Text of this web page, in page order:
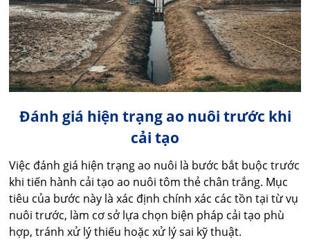
Đánh giá hiện trạng ao nuôi trước khi
cải tạo
Việc đánh giá hiện trạng ao nuôi là bước bắt buộc trước
khi tiến hành cải tạo ao nuôi tôm thẻ chân trắng. Mục
tiêu của bước này là xác định chính xác các tồn tại từ vụ
nuôi trước, làm cơ sở lựa chọn biện pháp cải tạo phù
hợp, tránh xử lý thiếu hoặc xử lý sai kỹ thuật.